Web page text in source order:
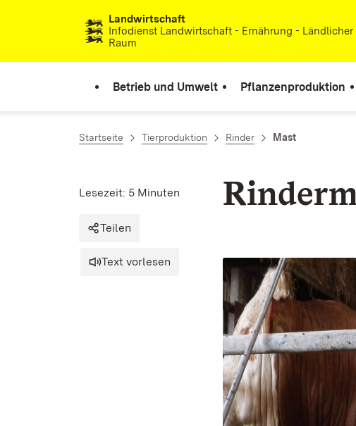
Zum Inhalt springen
Landwirtschaft
Infodienst Landwirtschaft - Ernährung - Ländlicher
Raum
Betrieb und Umwelt Pflanzenproduktion
Startseite Tierproduktion Rinder Mast
Lesezeit: 5 Minuten
Teilen
Text vorlesen